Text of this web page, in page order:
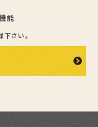
能
さい。